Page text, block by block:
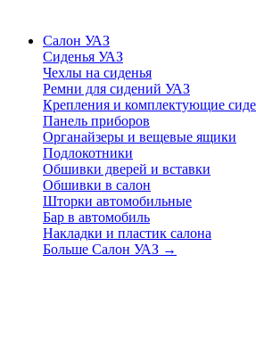
Салон УАЗ
Сиденья УАЗ
Чехлы на сиденья
Ремни для сидений УАЗ
Крепления и комплектующие
Панель приборов
Органайзеры и вещевые ящики
Подлокотники
Обшивки дверей и вставки
Обшивки в салон
Шторки автомобильные
Бар в автомобиль
Накладки и пластик салона
Больше Салон УАЗ →